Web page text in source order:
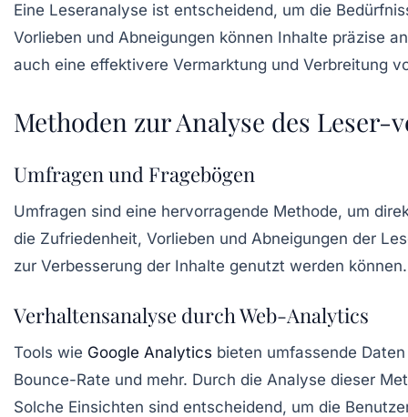
Eine Leseranalyse ist entscheidend, um die
Vorlieben und Abneigungen können Inhalte präzise
auch eine effektivere Vermarktung und Verbreitung
Methoden zur Analyse des Leser-
Umfragen und Fragebögen
Umfragen sind eine hervorragende Methode, um
die Zufriedenheit, Vorlieben und Abneigungen der
zur Verbesserung der Inhalte genutzt werden können.
Verhaltensanalyse durch Web-Analytics
Tools wie Google Analytics bieten umfassende
Bounce-Rate und mehr. Durch die Analyse dieser
Solche Einsichten sind entscheidend, um die